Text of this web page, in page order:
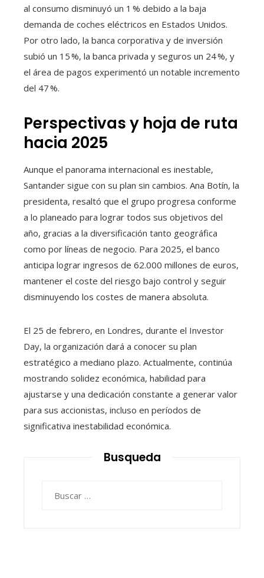
al consumo disminuyó un 1 % debido a la baja
demanda de coches eléctricos en Estados Unidos.
Por otro lado, la banca corporativa y de inversión
subió un 15 %, la banca privada y seguros un 24 %, y
el área de pagos experimentó un notable incremento
del 47 %.
Perspectivas y hoja de ruta
hacia 2025
Aunque el panorama internacional es inestable,
Santander sigue con su plan sin cambios. Ana Botín, la
presidenta, resaltó que el grupo progresa conforme
a lo planeado para lograr todos sus objetivos del
año, gracias a la diversificación tanto geográfica
como por líneas de negocio. Para 2025, el banco
anticipa lograr ingresos de 62.000 millones de euros,
mantener el coste del riesgo bajo control y seguir
disminuyendo los costes de manera absoluta.
El 25 de febrero, en Londres, durante el Investor
Day, la organización dará a conocer su plan
estratégico a mediano plazo. Actualmente, continúa
mostrando solidez económica, habilidad para
ajustarse y una dedicación constante a generar valor
para sus accionistas, incluso en períodos de
significativa inestabilidad económica.
Busqueda